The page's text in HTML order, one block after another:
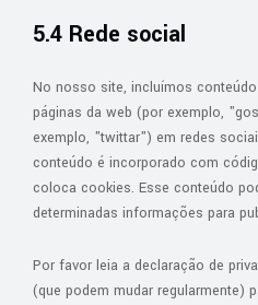
5.4 Rede social
No nosso site, incluímos
páginas da web (por exemplo,
exemplo, "twittar") em redes
conteúdo é incorporado com
coloca cookies. Esse conteúdo
determinadas informações para
Por favor leia a declaração de
(que podem mudar regularmente)